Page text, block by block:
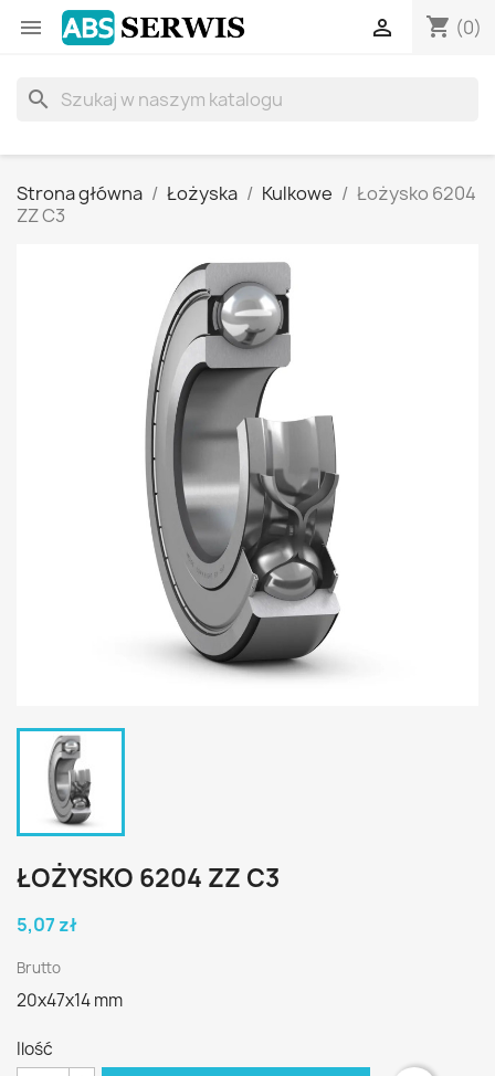
 shopping_cart (0)

search
Strona główna Łożyska Kulkowe
Łożysko 6204
ZZ C3
ŁOŻYSKO 6204 ZZ C3
5,07 zł
Brutto
20x47x14 mm
Ilość